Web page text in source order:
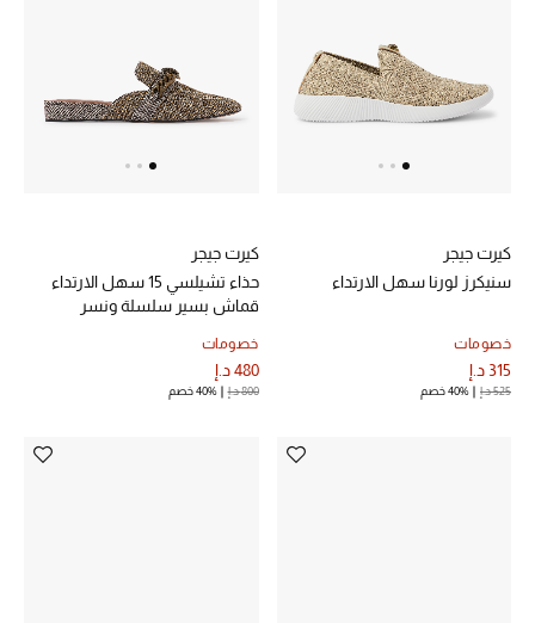
خصم حتى 70%
تسوقوا الآن
ما وصلنا حديثاً
النساء
كيرت جيجر
سنيكرز لورنا سهل الارتداء
خصومات
315 د.إ
525 د.إ 40% خصم
كيرت جيجر
حذاء تشيلسي 15 سهل الارتداء
قماش بسير سلسلة ونسر
خصومات
480 د.إ
800 د.إ 40% خصم